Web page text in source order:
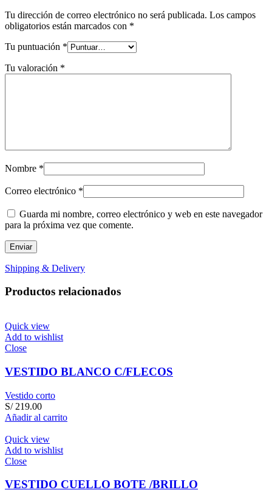
Tu dirección de correo electrónico no será publicada. Los campos
obligatorios están marcados con *
Tu puntuación *
Tu valoración *
Nombre *
Correo electrónico *
Guarda mi nombre, correo electrónico y web en este navegador
para la próxima vez que comente.
Shipping & Delivery
Productos relacionados
Quick view
Add to wishlist
Close
VESTIDO BLANCO C/FLECOS
Vestido corto
S/219.00
Añadir al carrito
Quick view
Add to wishlist
Close
VESTIDO CUELLO BOTE /BRILLO